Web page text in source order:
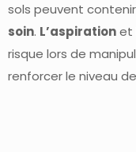
sols peuvent
soin. L’aspirationet
risque lors de
renforcer le niveau